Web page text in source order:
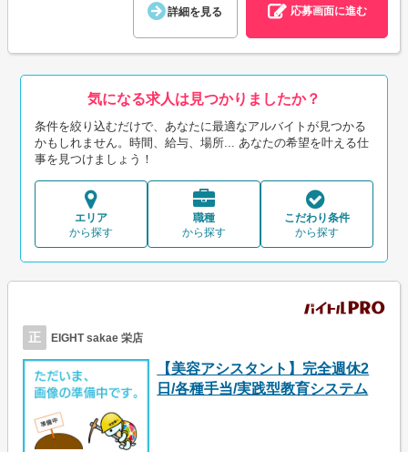
詳細を見る 応募画面に進む
気になる求人は見つかりましたか？
条件を絞り込むだけで、あなたに最適なアルバイトが見つかる
かもしれません。時間、給与、場所... あなたの希望を叶える仕
事を見つけましょう！
エリア
から探す
職種
から探す
こだわり条件
から探す
正 EIGHT sakae 栄店
【美容アシスタント】完全週休2
日/各種手当/実践型教育システム